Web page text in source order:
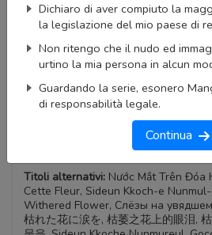
Dichiaro di aver compiuto la
la legislazione del mio paese di
Non ritengo che il nudo ed
urtino la mia persona in alcun
Guardando la serie, esonero
di responsabilità legale.
Continua
Tears on a Withered
Titoli alternativi: Nước Mắt Trên Đóa
Cette Fleur, Sideun Kkoch-e
Withered Flower, Слёзы на
枯れた花に涙を, 枯萎之花上的眼泪,